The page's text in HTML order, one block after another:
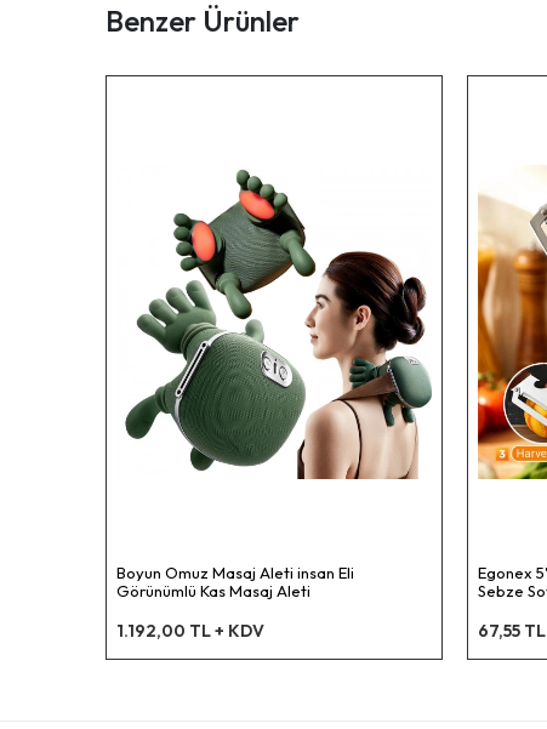
Benzer Ürünler
Boyun Omuz Masaj Aleti insan Eli
Görünümlü Kas Masaj Aleti
1.192,00 TL + KDV
Egonex
Sebze
67,55